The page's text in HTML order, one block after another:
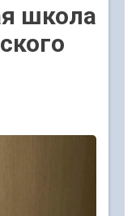
школа